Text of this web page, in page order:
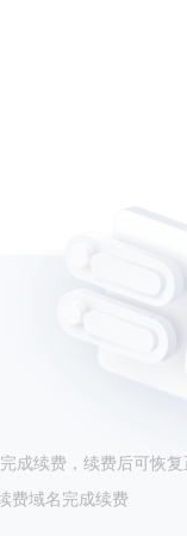
成续费，续费后可恢复
费域名完成续费